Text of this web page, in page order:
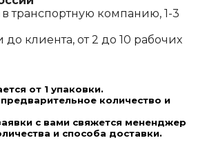
в транспортную компанию, 1-3
клиента, от 2 до 10 рабочих
от 1 упаковки.
количество и
с вами свяжется мененджер
и способа доставки.